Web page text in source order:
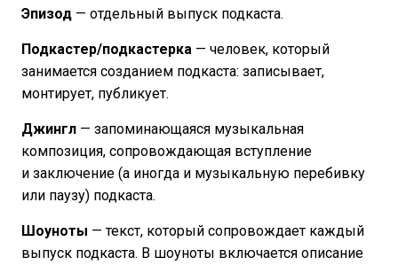
Эпизод — отдельный выпуск подкаста.
Подкастер/подкастерка — человек, который
занимается созданием подкаста: записывает,
монтирует, публикует.
Джингл — запоминающаяся музыкальная
композиция, сопровождающая вступление
и заключение (а иногда и музыкальную перебивку
или паузу) подкаста.
Шоуноты — текст, который сопровождает каждый
выпуск подкаста. В шоуноты включается описание